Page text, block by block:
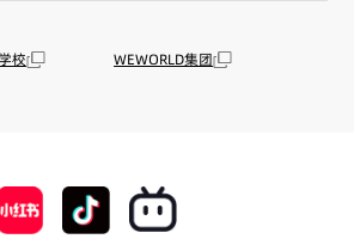
校 WEWORLD集团